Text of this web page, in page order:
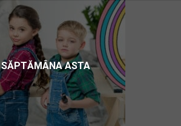
SĂPTĂMÂNA ASTA